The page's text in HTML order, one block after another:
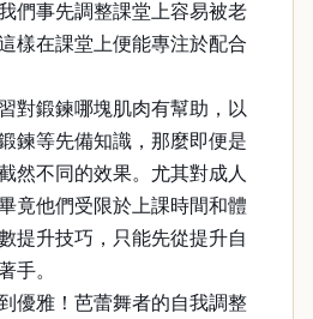
們事先調整課堂上容易被老
樣在課堂上便能專注於配合
對鍛鍊哪塊肌肉有幫助，以
鍊等先備知識，那麼即便是
然不同的效果。尤其對成人
竟他們受限於上課時間和體
提升技巧，只能先從提升自
手。
優雅！芭蕾舞者的自我調整